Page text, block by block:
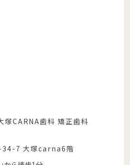
塚CARNA歯科 矯正歯科
34-7 大塚carna6階